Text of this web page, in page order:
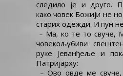
следило је и друго.
како човек Божији не
старих одежди. И пун
– Ма, ко те то свуче,
човекољубиви
руке Јеванђеље и
Патријарху:
– Ово овде ме